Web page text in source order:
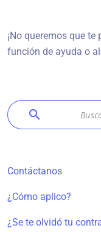
¡No queremos que
función de ayuda o
search
Contáctanos
¿Cómo aplico?
¿Se te olvidó tu